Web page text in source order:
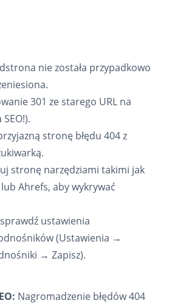
nie została przypadkowo
301 ze starego URL na
stronę błędu 404 z
stronę narzędziami takimi jak
Ahrefs, aby wykrywać
ustawienia
(Ustawienia →
→ Zapisz).
Nagromadzenie błędów 404